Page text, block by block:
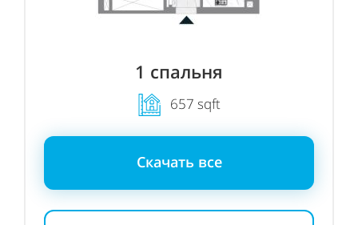
1 спальня
657 sqft
Скачать все